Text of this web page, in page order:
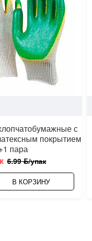
с
покрытием
пара
6.99 ƃ/упак
В КОРЗИНУ